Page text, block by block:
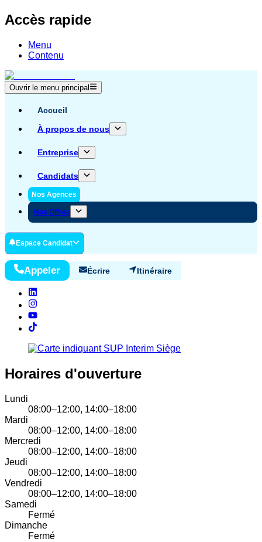
Accès rapide
Menu
Contenu
Ouvrir le menu principal
Accueil
À propos de nous
Entreprise
Candidats
Nos Agences
Nos Offres
Espace Candidat
Appeler Écrire Itinéraire
Horaires d'ouverture
Lundi
08:00–12:00, 14:00–18:00
Mardi
08:00–12:00, 14:00–18:00
Mercredi
08:00–12:00, 14:00–18:00
Jeudi
08:00–12:00, 14:00–18:00
Vendredi
08:00–12:00, 14:00–18:00
Samedi
Fermé
Dimanche
Fermé